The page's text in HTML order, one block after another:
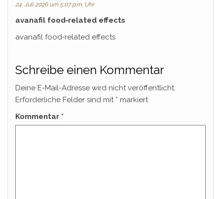
24. Juli 2026 um 5:07 p.m. Uhr
avanafil food‑related effects
avanafil food‑related effects
Schreibe einen Kommentar
Deine E-Mail-Adresse wird nicht veröffentlicht.
Erforderliche Felder sind mit * markiert
Kommentar *